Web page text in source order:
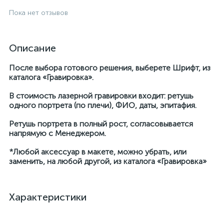
Пока нет отзывов
Описание
После выбора готового решения, выберете Шрифт, из
каталога «Гравировка».
В стоимость лазерной гравировки входит: ретушь
одного портрета (по плечи), ФИО, даты, эпитафия.
Ретушь портрета в полный рост, согласовывается
напрямую с Менеджером.
*Любой аксессуар в макете, можно убрать, или
заменить, на любой другой, из каталога «Гравировка»
Характеристики